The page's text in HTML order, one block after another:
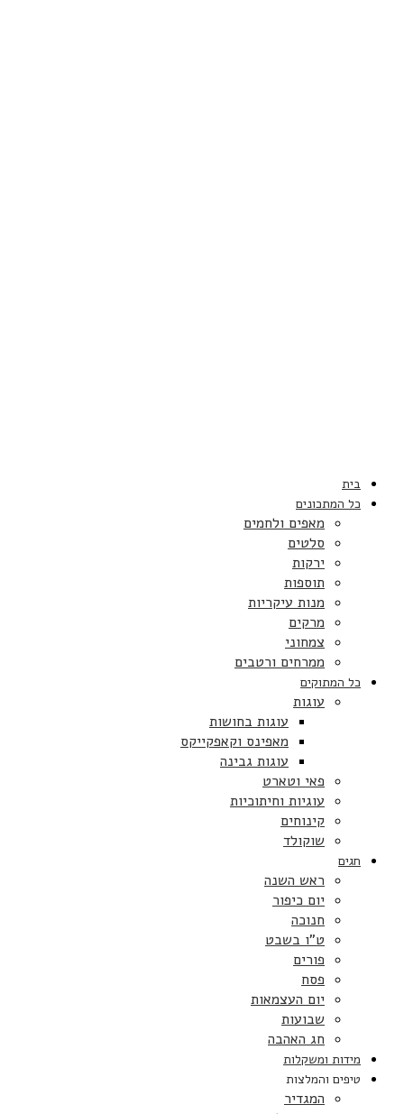
בית
כל המתכונים
מאפים ולחמים
סלטים
ירקות
תוספות
מנות עיקריות
מרקים
צמחוני
ממרחים ורטבים
כל המתוקים
עוגות
עוגות בחושות
מאפינס וקאפקייקס
עוגות גבינה
פאי וטארט
עוגיות וחיתוכיות
קינוחים
שוקולד
חגים
ראש השנה
יום כיפור
חנוכה
ט”ו בשבט
פורים
פסח
יום העצמאות
שבועות
חג האהבה
מידות ומשקלות
טיפים והמלצות
המגדיר